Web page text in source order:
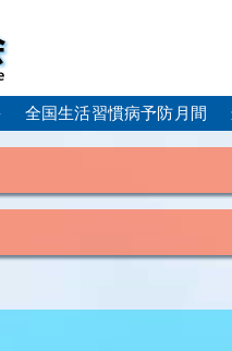
全国生活習慣病予防月間
慢性腎臓病）
高尿酸血
塞 狭心症 脳梗塞